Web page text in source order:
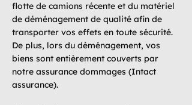
flotte de camions récente et du matériel
de déménagement de qualité afin de
transporter vos effets en toute sécurité.
De plus, lors du déménagement, vos
biens sont entièrement couverts par
notre assurance dommages (Intact
assurance).